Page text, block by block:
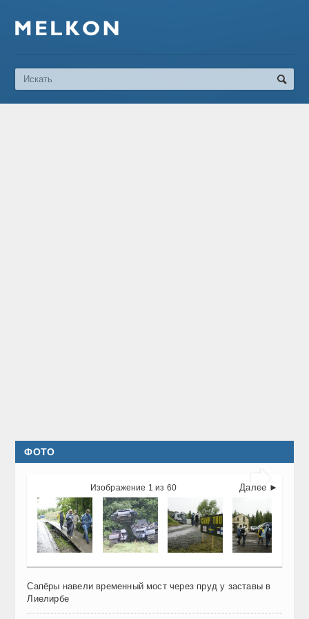
ФОТО

Далее ►
Изображение 1 из 60
Сапёры навели временный мост через пруд у заставы в
Лиелирбе